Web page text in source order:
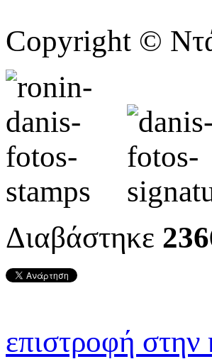
Copyright ©
Διαβάστηκε
επιστροφή